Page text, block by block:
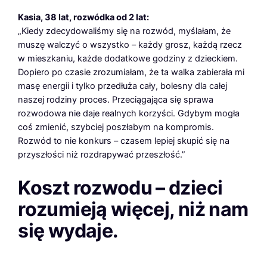
Kasia, 38 lat, rozwódka od 2 lat:
„Kiedy zdecydowaliśmy się na rozwód, myślałam, że
muszę walczyć o wszystko – każdy grosz, każdą rzecz
w mieszkaniu, każde dodatkowe godziny z dzieckiem.
Dopiero po czasie zrozumiałam, że ta walka zabierała mi
masę energii i tylko przedłuża cały, bolesny dla całej
naszej rodziny proces. Przeciągająca się sprawa
rozwodowa nie daje realnych korzyści. Gdybym mogła
coś zmienić, szybciej poszłabym na kompromis.
Rozwód to nie konkurs – czasem lepiej skupić się na
przyszłości niż rozdrapywać przeszłość.”
Koszt rozwodu – dzieci
rozumieją więcej, niż nam
się wydaje.